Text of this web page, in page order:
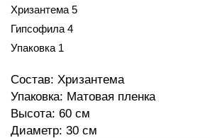
Хризантема 5
Гипсофила 4
Упаковка 1
Состав: Хризантема
Упаковка: Матовая пленка
Высота: 60 см
Диаметр: 30 см